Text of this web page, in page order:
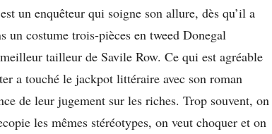
un enquêteur qui soigne son allure, dès qu’il a
un costume trois-pièces en tweed Donegal
tailleur de Savile Row. Ce qui est agréable
a touché le jackpot littéraire avec son roman
de leur jugement sur les riches. Trop souvent, on
les mêmes stéréotypes, on veut choquer et on